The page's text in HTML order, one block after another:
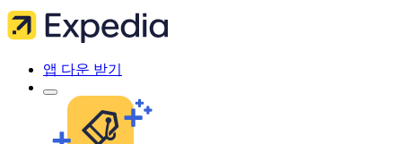
앱 다운 받기